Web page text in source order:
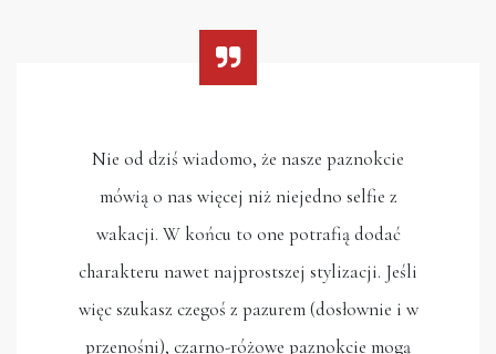
Nie od dziś wiadomo, że nasze paznokcie
mówią o nas więcej niż niejedno selfie z
wakacji. W końcu to one potrafią dodać
charakteru nawet najprostszej stylizacji. Jeśli
więc szukasz czegoś z pazurem (dosłownie i w
przenośni), czarno-różowe paznokcie mogą